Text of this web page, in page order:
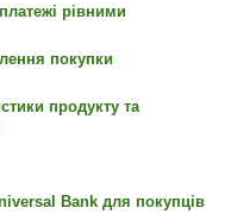
рівними
покупки
продукту та
Bank для покупців